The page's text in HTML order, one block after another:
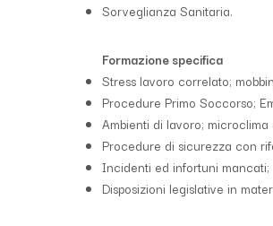
Sorveglianza Sanitaria.
Formazione specifica
Stress lavoro correlato;
Procedure Primo Soccorso;
Ambienti di lavoro;
Procedure di sicurezza con
Incidenti ed infortuni mancati;
Disposizioni legislative in